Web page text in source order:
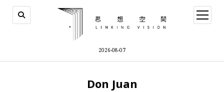
2026-08-07
open
menu
Don Juan